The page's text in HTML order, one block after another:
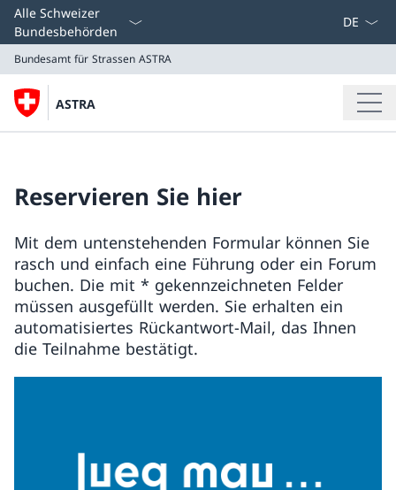
Alle Schweizer
Bundesbehörden
Bundesamt für Strassen ASTRA
ASTRA
Reservieren Sie hier
Mit dem untenstehenden Formular können Sie
rasch und einfach eine Führung oder ein Forum
buchen. Die mit * gekennzeichneten Felder
müssen ausgefüllt werden. Sie erhalten ein
automatisiertes Rückantwort-Mail, das Ihnen
die Teilnahme bestätigt.